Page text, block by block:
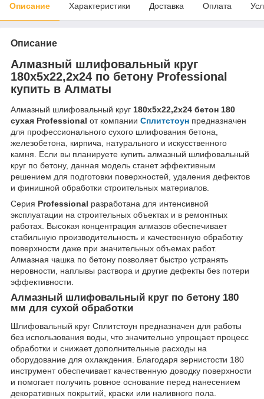
Описание Характеристики Доставка Оплата
Описание
Алмазный шлифовальный круг
180x5x22,2x24 по бетону Professional
купить в Алматы
Алмазный шлифовальный круг 180x5x22,2x24 бетон 180
сухая Professional от компании Сплитстоун предназначен
для профессионального сухого шлифования бетона,
железобетона, кирпича, натурального и искусственного
камня. Если вы планируете купить алмазный шлифовальный
круг по бетону, данная модель станет эффективным
решением для подготовки поверхностей, удаления дефектов
и финишной обработки строительных материалов.
Серия Professional разработана для интенсивной
эксплуатации на строительных объектах и в ремонтных
работах. Высокая концентрация алмазов обеспечивает
стабильную производительность и качественную обработку
поверхности даже при значительных объемах работ.
Алмазная чашка по бетону позволяет быстро устранять
неровности, наплывы раствора и другие дефекты без потери
эффективности.
Алмазный шлифовальный круг по бетону 180
мм для сухой обработки
Шлифовальный круг Сплитстоун предназначен для работы
без использования воды, что значительно упрощает процесс
обработки и снижает дополнительные расходы на
оборудование для охлаждения. Благодаря зернистости 180
инструмент обеспечивает качественную доводку поверхности
и помогает получить ровное основание перед нанесением
декоративных покрытий, краски или наливного пола.